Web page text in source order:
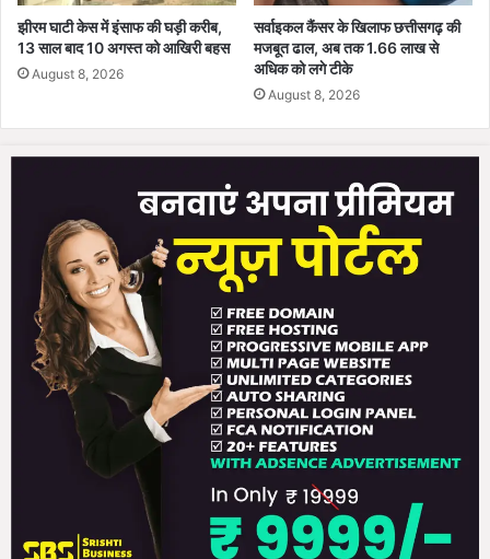
र
ही
अ
प
भ
झीरम घाटी केस में इंसाफ की घड़ी करीब,
13 साल बाद 10 अगस्त को आखिरी बहस
August 8, 2026
सर्वाइकल कैंसर के खिलाफ छत्तीसगढ़ की
मजबूत ढाल, अब तक 1.66 लाख से
अधिक को लगे टीके
August 8, 2026